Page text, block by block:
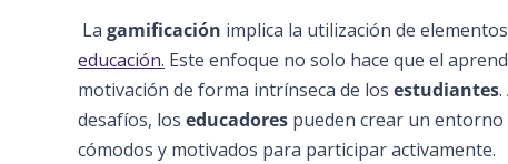
La gamificación implica la utilización de
educación. Este enfoque no solo hace que el
motivación de forma intrínseca de los estudiantes
desafíos, los educadores pueden crear un entorno
cómodos y motivados para participar activamente.